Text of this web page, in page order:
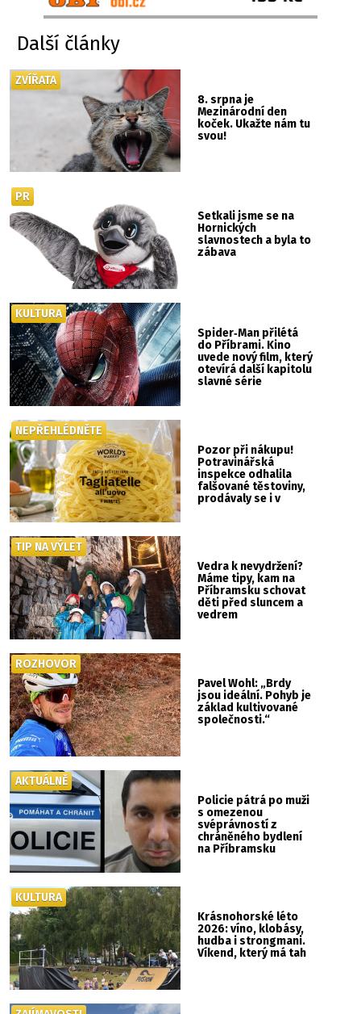
Další články
8. srpna je
Mezinárodní den
koček. Ukažte nám tu
svou!
ZVÍŘATA
Setkali jsme se na
Hornických
slavnostech a byla to
zábava
PR
Spider‑Man přilétá
do Příbrami. Kino
uvede nový film, který
otevírá další kapitolu
slavné série
KULTURA
Pozor při nákupu!
Potravinářská
inspekce odhalila
falšované těstoviny,
prodávaly se i v
NEPŘEHLÉDNĚTE
Vedra k nevydržení?
Máme tipy, kam na
Příbramsku schovat
děti před sluncem a
vedrem
TIP NA VÝLET
Pavel Wohl: „Brdy
jsou ideální. Pohyb je
základ kultivované
společnosti.“
ROZHOVOR
Policie pátrá po muži
s omezenou
svéprávností z
chráněného bydlení
na Příbramsku
AKTUÁLNĚ
Krásnohorské léto
2026: víno, klobásy,
hudba i strongmani.
Víkend, který má tah
KULTURA